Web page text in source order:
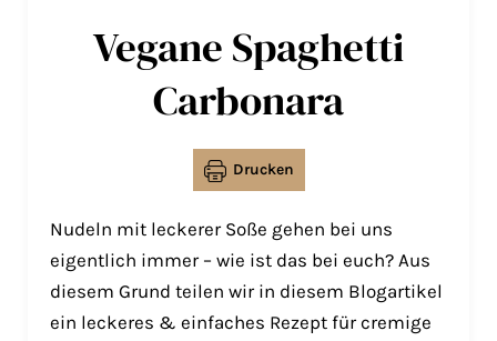
Vegane Spaghetti
Carbonara
Drucken
Nudeln mit leckerer Soße gehen bei uns
eigentlich immer – wie ist das bei euch? Aus
diesem Grund teilen wir in diesem Blogartikel
ein leckeres & einfaches Rezept für cremige